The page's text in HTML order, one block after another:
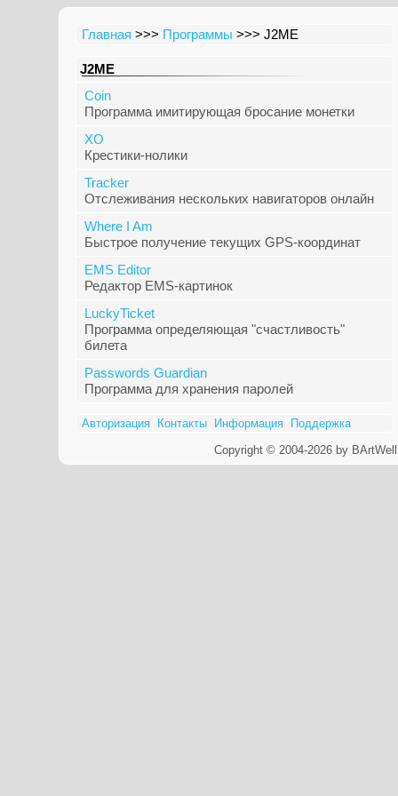
Главная >>> Программы >>> J2ME
J2ME
Coin
Программа имитирующая бросание монетки
XO
Крестики-нолики
Tracker
Отслеживания нескольких навигаторов онлайн
Where I Am
Быстрое получение текущих GPS-координат
EMS Editor
Редактор EMS-картинок
LuckyTicket
Программа определяющая "счастливость"
билета
Passwords Guardian
Программа для хранения паролей
Авторизация Контакты Информация
Поддержка
Copyright © 2004-2026 by BArtWell